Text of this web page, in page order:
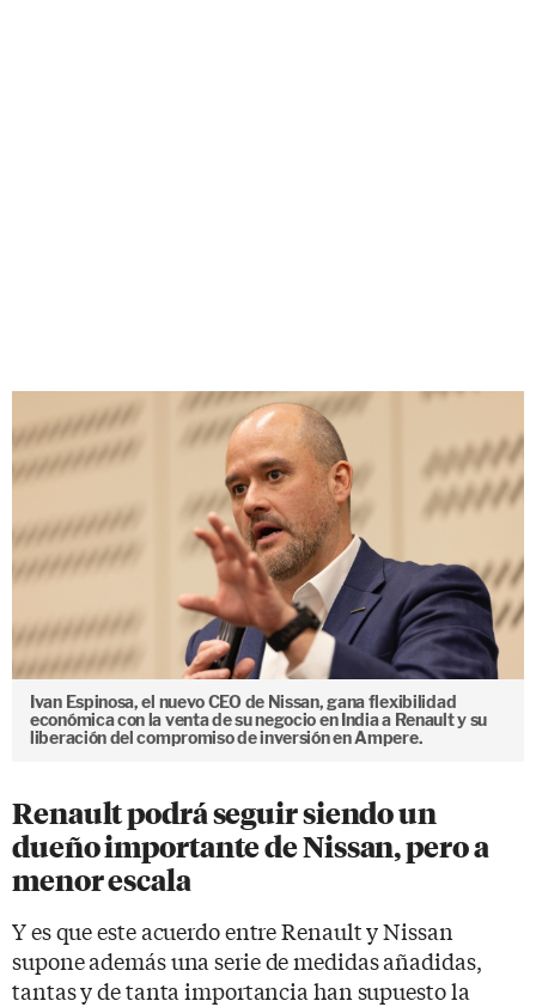
Ivan Espinosa, el nuevo CEO de Nissan, gana flexibilidad
económica con la venta de su negocio en India a Renault y su
liberación del compromiso de inversión en Ampere.
Renault podrá seguir siendo un
dueño importante de Nissan, pero a
menor escala
Y es que este acuerdo entre Renault y Nissan
supone además una serie de medidas añadidas,
tantas y de tanta importancia han supuesto la